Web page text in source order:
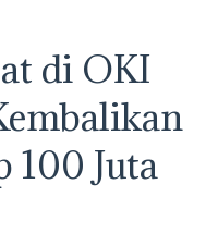
di OKI
100 Juta